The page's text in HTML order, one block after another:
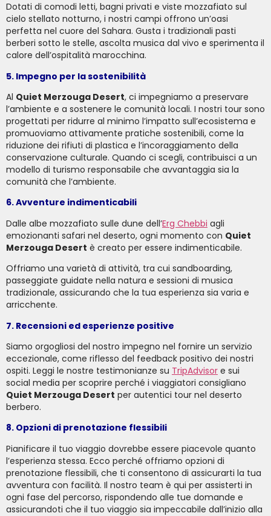
Dotati di comodi letti, bagni privati ​​e viste mozzafiato sul
cielo stellato notturno, i nostri campi offrono un’oasi
perfetta nel cuore del Sahara. Gusta i tradizionali pasti
berberi sotto le stelle, ascolta musica dal vivo e sperimenta il
calore dell’ospitalità marocchina.
5. Impegno per la sostenibilità
Al Quiet Merzouga Desert, ci impegniamo a preservare
l’ambiente e a sostenere le comunità locali. I nostri tour sono
progettati per ridurre al minimo l’impatto sull’ecosistema e
promuoviamo attivamente pratiche sostenibili, come la
riduzione dei rifiuti di plastica e l’incoraggiamento della
conservazione culturale. Quando ci scegli, contribuisci a un
modello di turismo responsabile che avvantaggia sia la
comunità che l’ambiente.
6. Avventure indimenticabili
Dalle albe mozzafiato sulle dune dell’Erg Chebbi agli
emozionanti safari nel deserto, ogni momento con Quiet
Merzouga Desert è creato per essere indimenticabile.
Offriamo una varietà di attività, tra cui sandboarding,
passeggiate guidate nella natura e sessioni di musica
tradizionale, assicurando che la tua esperienza sia varia e
arricchente.
7. Recensioni ed esperienze positive
Siamo orgogliosi del nostro impegno nel fornire un servizio
eccezionale, come riflesso del feedback positivo dei nostri
ospiti. Leggi le nostre testimonianze su TripAdvisor e sui
social media per scoprire perché i viaggiatori consigliano
Quiet Merzouga Desert per autentici tour nel deserto
berbero.
8. Opzioni di prenotazione flessibili
Pianificare il tuo viaggio dovrebbe essere piacevole quanto
l’esperienza stessa. Ecco perché offriamo opzioni di
prenotazione flessibili, che ti consentono di assicurarti la tua
avventura con facilità. Il nostro team è qui per assisterti in
ogni fase del percorso, rispondendo alle tue domande e
assicurandoti che il tuo viaggio sia impeccabile dall’inizio alla